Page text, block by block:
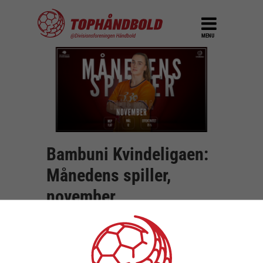
MENU
Bambuni Kvindeligaen:
Månedens spiller,
november
2. december 2025
Godt nok har holdene kun spillet 2 kampe i